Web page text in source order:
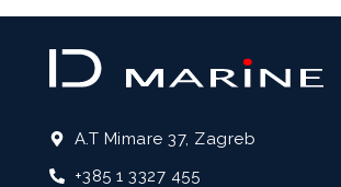
A.T Mimare 37, Zagreb
+385 1 3327 455